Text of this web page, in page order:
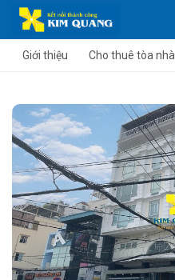
Giới thiệu Cho thuê tòa nhà